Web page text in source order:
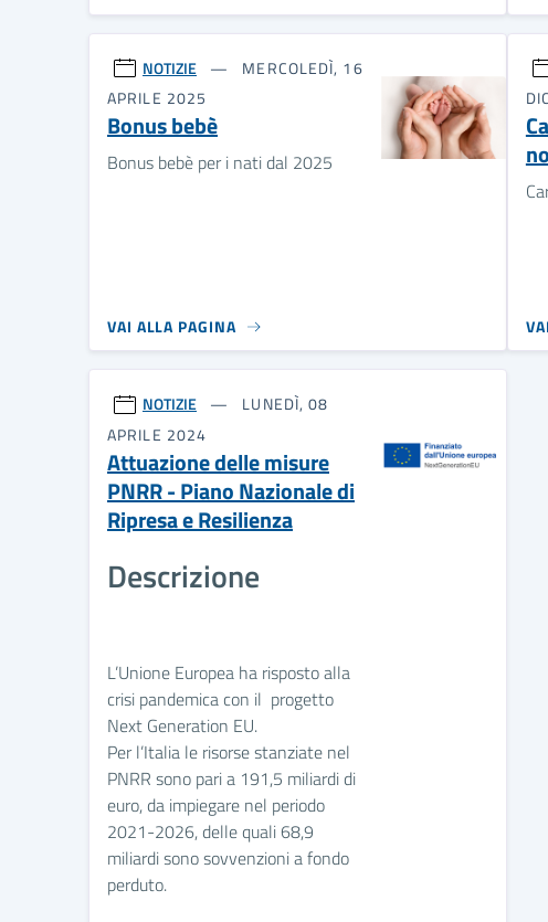
NOTIZIE
MERCOLEDÌ, 16
APRILE 2025
Bonus bebè
Bonus bebè per i nati dal 2025
VAI ALLA PAGINA
NOTIZIE
LUNEDÌ, 08
APRILE 2024
Attuazione delle misure
PNRR - Piano Nazionale di
Ripresa e Resilienza
Descrizione
L’Unione Europea ha risposto alla
crisi pandemica con il progetto
Next Generation EU.
Per l’Italia le risorse stanziate nel
PNRR sono pari a 191,5 miliardi di
euro, da impiegare nel periodo
2021-2026, delle quali 68,9
miliardi sono sovvenzioni a fondo
perduto.